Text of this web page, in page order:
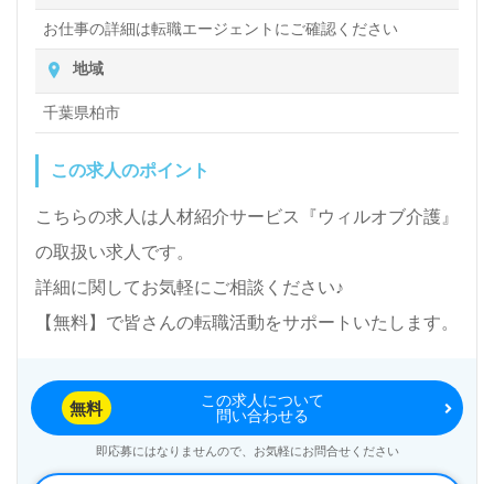
お仕事の詳細は転職エージェントにご確認ください
地域
千葉県柏市
この求人のポイント
こちらの求人は人材紹介サービス『ウィルオブ介護』
の取扱い求人です。
詳細に関してお気軽にご相談ください♪
【無料】で皆さんの転職活動をサポートいたします。
無料
この求人について
問い合わせる
即応募にはなりませんので、お気軽にお問合せください